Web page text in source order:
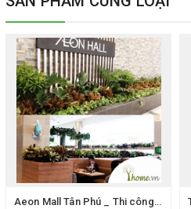
Aeon Mall Tân Phú _ Thi công và chăm sóc bảo dưỡng cây xanh nội thất